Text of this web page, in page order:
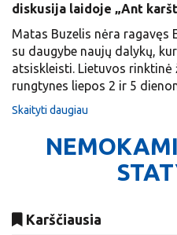
diskusija laidoje „Ant
Matas Buzelis nėra ragavęs
su daugybe naujų dalykų,
atsiskleisti. Lietuvos rinktinė
rungtynes liepos 2 ir 5
Skaityti daugiau
Karščiausia